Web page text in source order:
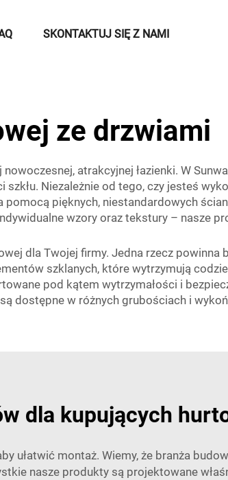
SKONTAKTUJ SIĘ Z NAMI
ze drzwiami
atrakcyjnej łazienki. W
Niezależnie od tego, czy jesteś
pięknych, niestandardowych
wzory oraz tekstury – nasze
dla Twojej firmy. Jedna rzecz powinna
szklanych, które wytrzymują
pod kątem wytrzymałości i
dostępne w różnych grubościach i
dla kupujących
ułatwić montaż. Wiemy, że branża
nasze produkty są projektowane